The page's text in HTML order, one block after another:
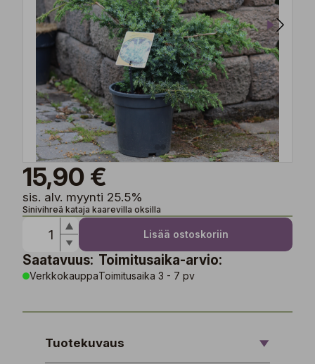
15,90 €
sis. alv. myynti 25.5%
Sinivihreä kataja kaarevilla oksilla
Lisää ostoskoriin
Saatavuus:
Verkkokauppa
Toimitusaika-arvio:
Toimitusaika 3 - 7 pv
Tuotekuvaus